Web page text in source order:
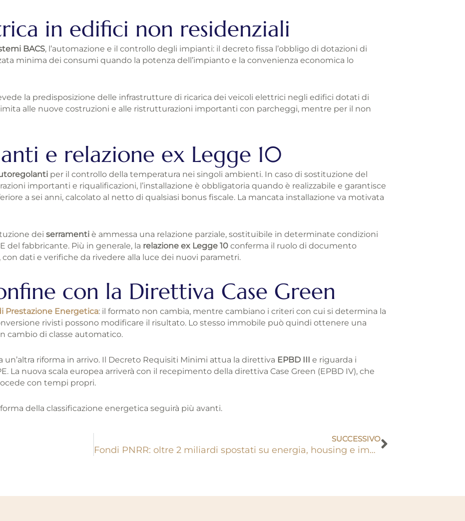
in edifici non residenziali
BACS, l’automazione e il controllo degli impianti: il decreto fissa l’obbligo di dotazioni di
minima dei consumi quando la potenza dell’impianto e la convenienza economica lo
la predisposizione delle infrastrutture di ricarica dei veicoli elettrici negli edifici dotati di
alle nuove costruzioni e alle ristrutturazioni importanti con parcheggi, mentre per il non
e relazione ex Legge 10
per il controllo della temperatura nei singoli ambienti. In caso di sostituzione del
importanti e riqualificazioni, l’installazione è obbligatoria quando è realizzabile e garantisce
a sei anni, calcolato al netto di qualsiasi bonus fiscale. La mancata installazione va motivata
dei serramenti è ammessa una relazione parziale, sostituibile in determinate condizioni
del fabbricante. Più in generale, la relazione ex Legge 10 conferma il ruolo di documento
dati e verifiche da rivedere alla luce dei nuovi parametri.
con la Direttiva Case Green
Prestazione Energetica: il formato non cambia, mentre cambiano i criteri con cui si determina la
rivisti possono modificare il risultato. Lo stesso immobile può quindi ottenere una
cambio di classe automatico.
riforma in arrivo. Il Decreto Requisiti Minimi attua la direttiva EPBD III e riguarda i
La nuova scala europea arriverà con il recepimento della direttiva Case Green (EPBD IV), che
con tempi propri.
della classificazione energetica seguirà più avanti.
SUCCESSIVO
Fondi PNRR: oltre 2 miliardi spostati su energia, housing e imprese
Successivo